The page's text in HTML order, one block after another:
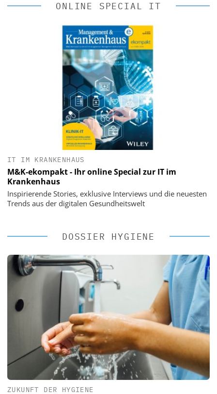
ONLINE SPECIAL IT
IT IM KRANKENHAUS
M&K-ekompakt - Ihr online Special zur IT im
Krankenhaus
Inspirierende Stories, exklusive Interviews und die neuesten
Trends aus der digitalen Gesundheitswelt
DOSSIER HYGIENE
ZUKUNFT DER HYGIENE